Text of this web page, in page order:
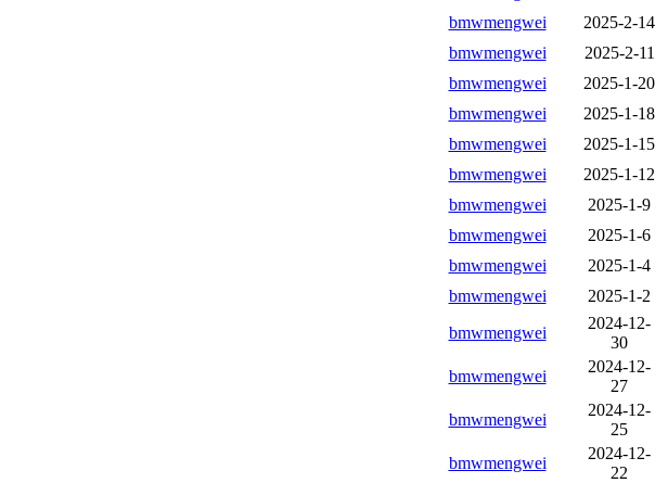
bmwmengwei
2025-2-14
bmwmengwei
2025-2-11
bmwmengwei
2025-1-20
bmwmengwei
2025-1-18
bmwmengwei
2025-1-15
bmwmengwei
2025-1-12
bmwmengwei
2025-1-9
bmwmengwei
2025-1-6
bmwmengwei
2025-1-4
bmwmengwei 2025-1-2
bmwmengwei
2024-12-
30
bmwmengwei
2024-12-
27
bmwmengwei
2024-12-
25
bmwmengwei
2024-12-
22